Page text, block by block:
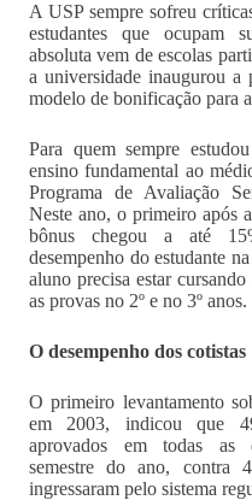
A USP sempre sofreu
estudantes que ocupam
absoluta vem de escolas
a universidade inaugurou a
modelo de bonificação para
Para quem sempre
ensino fundamental ao
Programa de Avaliação
Neste ano, o primeiro após
bônus chegou a até
desempenho do estudante
aluno precisa estar
as provas no 2º e no 3º anos.
O desempenho dos cotistas
O primeiro levantamento
em 2003, indicou que
aprovados em todas as
semestre do ano, contra
ingressaram pelo sistema